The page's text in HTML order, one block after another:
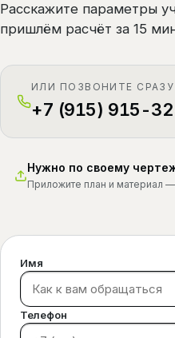
Расскажите параметры
пришлём расчёт за 15
ИЛИ ПОЗВОНИТЕ СРАЗУ
+7 (915) 915-
Нужно по своему
Приложите план и материал
Имя
Телефон